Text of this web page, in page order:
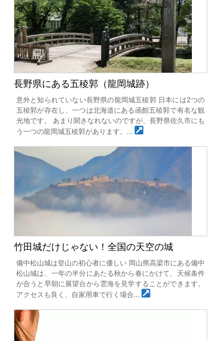
長野県にある五稜郭（龍岡城跡）
意外と知られていない長野県の龍岡城五稜郭 日本には2つの
五稜郭が存在し、一つは北海道にある函館五稜郭で有名な観
光地です。 あまり聞きなれないのですが、長野県佐久市にも
う一つの龍岡城五稜郭があります。…
竹田城だけじゃない！全国の天空の城
備中松山城は登山の初心者に優しい 岡山県高梁市にある備中
松山城は、一年の半分にあたる秋から春にかけて、天候条件
が合うと早朝に展望台から雲海を見学することができます。
アクセスも良く、自家用車で行く場合…